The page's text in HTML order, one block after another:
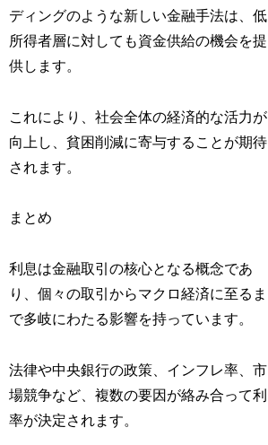
ディングのような新しい金融手法は、低
所得者層に対しても資金供給の機会を提
供します。
これにより、社会全体の経済的な活力が
向上し、貧困削減に寄与することが期待
されます。
まとめ
利息は金融取引の核心となる概念であ
り、個々の取引からマクロ経済に至るま
で多岐にわたる影響を持っています。
法律や中央銀行の政策、インフレ率、市
場競争など、複数の要因が絡み合って利
率が決定されます。